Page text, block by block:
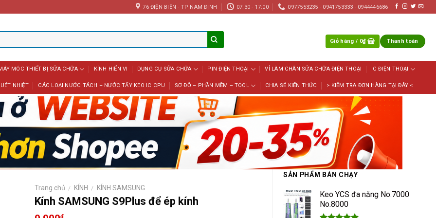
76 ĐIỆN BIÊN - TP NAM ĐỊNH 07:30 - 17:00 0977553235 - 0941753333 - 0944446686
Giỏ hàng / 0₫ Thanh toán
MÓC THIẾT BỊ SỬA CHỮA KÍNH HIỂN VI DỤNG CỤ SỬA CHỮA PIN ĐIỆN THOẠI VỈ LÀM CHÂN SỬA CHỮA ĐIỆN THOẠI IC ĐIỆN THOẠI
NHIỆT CÁC LOẠI NƯỚC TÁCH – NƯỚC TẨY KEO IC CPU SƠ ĐỒ – PHẦN MỀM – TOOL CHIA SẺ KIẾN THỨC > KIỂM TRA ĐƠN HÀNG TẠI ĐÂY <
SẢN PHẨM BÁN CHẠY
Keo YCS đa năng No.7000
No.8000
Trang chủ / KÍNH / KÍNH SAMSUNG
Kính SAMSUNG S9Plus để ép kính
₫